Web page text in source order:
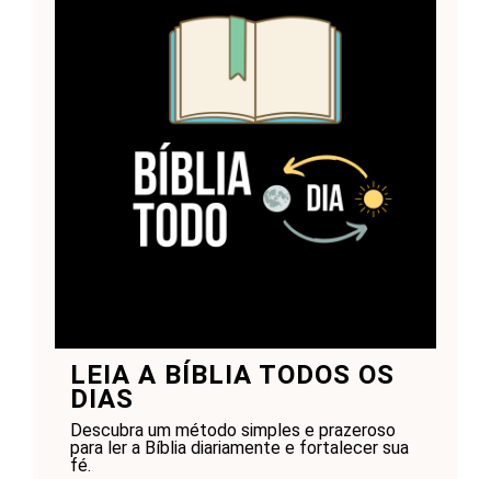
LEIA A BÍBLIA TODOS OS
DIAS
Descubra um método simples e prazeroso
para ler a Bíblia diariamente e fortalecer sua
fé.